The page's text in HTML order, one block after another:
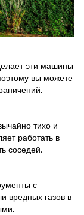
эти машины
вы можете
тихо и
работать в
соседей.
с
вредных газов в